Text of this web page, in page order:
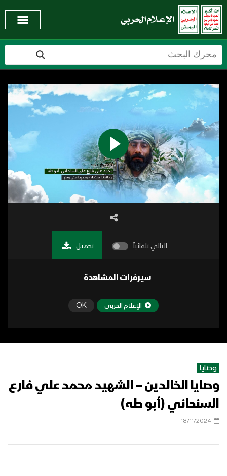
التالي تلقائياً تحميل
سيرفرات المشاهدة
الإعلام الحربي OK
وصايا
وصايا الخالدين – الشهيد محمد علي فارع
السنحاني (أبو طه)
18/11/2024